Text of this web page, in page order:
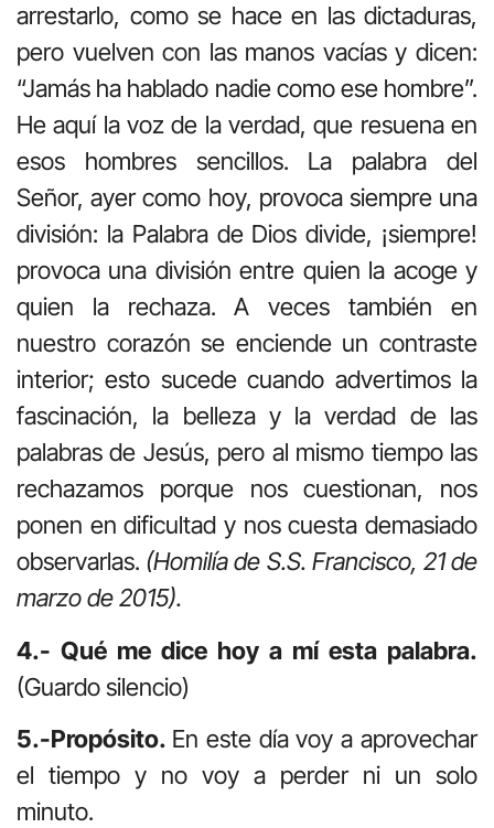
arrestarlo, como se hace en las dictaduras,
pero vuelven con las manos vacías y dicen:
“Jamás ha hablado nadie como ese hombre”.
He aquí la voz de la verdad, que resuena en
esos hombres sencillos. La palabra del
Señor, ayer como hoy, provoca siempre una
división: la Palabra de Dios divide, ¡siempre!
provoca una división entre quien la acoge y
quien la rechaza. A veces también en
nuestro corazón se enciende un contraste
interior; esto sucede cuando advertimos la
fascinación, la belleza y la verdad de las
palabras de Jesús, pero al mismo tiempo las
rechazamos porque nos cuestionan, nos
ponen en dificultad y nos cuesta demasiado
observarlas. (Homilía de S.S. Francisco, 21 de
marzo de 2015).
4.- Qué me dice hoy a mí esta palabra.
(Guardo silencio)
5.-Propósito. En este día voy a aprovechar
el tiempo y no voy a perder ni un solo
minuto.